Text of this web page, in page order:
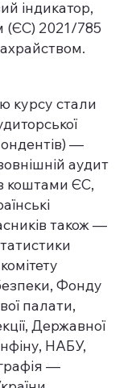
індикатор,
(ЄС) 2021/785
курсу стали
—
аудит
коштами ЄС,
також —
Фонду
палати,
Державної
НАБУ,
—